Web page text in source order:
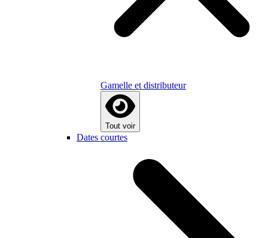
Gamelle et distributeur
Tout voir
Dates courtes